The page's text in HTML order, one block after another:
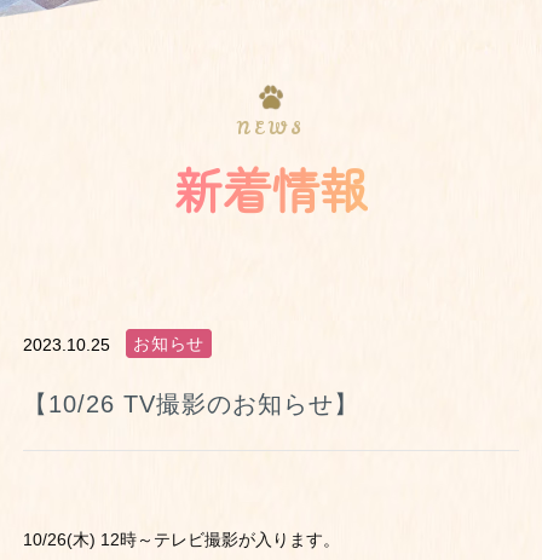
NEWS
新着情報
2023.10.25 お知らせ
【10/26 TV撮影のお知らせ】
10/26(木) 12時～テレビ撮影が入ります。